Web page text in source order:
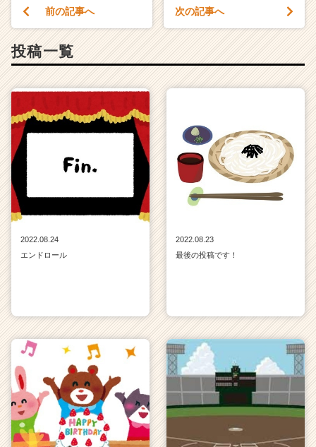
前の記事へ 次の記事へ
投稿一覧
2022.08.24
エンドロール
2022.08.23
最後の投稿です！